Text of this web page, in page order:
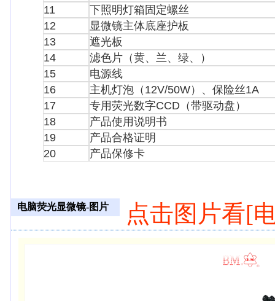
11
下照明灯箱固定螺丝
12
显微镜主体底座护板
13
遮光板
14
滤色片（黄、兰、绿、）
15
电源线
16
主机灯泡（12V/50W）、保险丝1A
17
专用荧光数字CCD（带驱动盘）
18
产品使用说明书
19
产品合格证明
20
产品保修卡
电脑荧光显微镜-图片 点击图片看[